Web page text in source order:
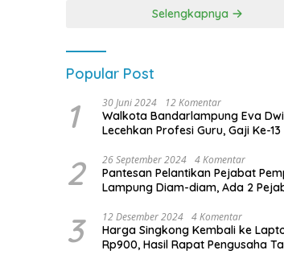
Kebangsaan
Selengkapnya
Popular Post
1 30 Juni 2024 12 Komentar
Walkota Bandarlampung Eva
Lecehkan Profesi Guru, Gaji Ke-
2 26 September 2024 4 Komentar
Pantesan Pelantikan Pejabat
Lampung Diam-diam, Ada 2
3 12 Desember 2024 4 Komentar
Harga Singkong Kembali ke
Rp900, Hasil Rapat Pengusaha